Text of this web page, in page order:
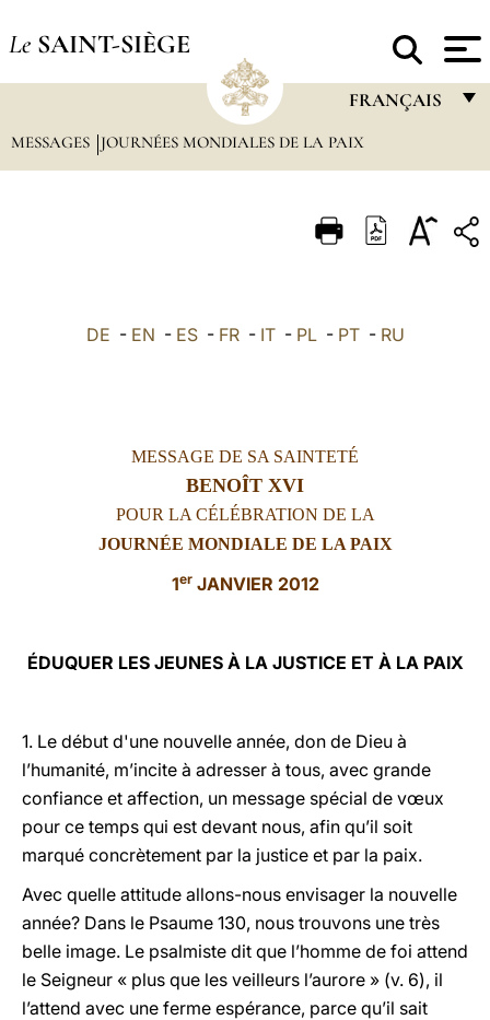
Le SAINT-SIÈGE
FRANÇAIS
FRANÇAIS
ITALIANO
العربيّة
LATINE
MESSAGES JOURNÉES MONDIALES DE LA PAIX
DE - EN - ES- FR- IT- PL- PT- RU
MESSAGE DE SA SAINTETÉ
BENOÎT XVI
POUR LA CÉLÉBRATION DE LA
JOURNÉE MONDIALE DE LA PAIX
1erJANVIER 2012
ÉDUQUER LES JEUNES À LA JUSTICE ET À LA PAIX
1. Le début d'une nouvelle année, don de Dieu à
l’humanité, m’incite à adresser à tous, avec grande
confiance et affection, un message spécial de vœux
pour ce temps qui est devant nous, afin qu’il soit
marqué concrètement par la justice et par la paix.
Avec quelle attitude allons-nous envisager la nouvelle
année? Dans le Psaume 130, nous trouvons une très
belle image. Le psalmiste dit que l’homme de foi attend
le Seigneur « plus que les veilleurs l’aurore » (v. 6), il
l’attend avec une ferme espérance, parce qu’il sait